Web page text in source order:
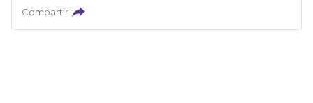
Compartir